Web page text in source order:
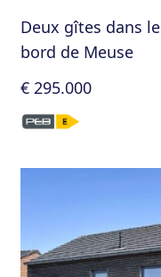
Deux gîtes dans
bord de Meuse
€ 295.000